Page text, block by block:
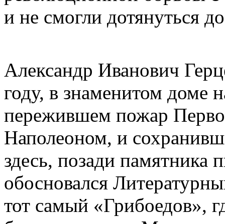
и не смогли дотянуться
Александр Иванович
году, в знаменитом доме
пережившем пожар
Наполеоном, и
здесь, позади памятника
обосновался
тот самый «Грибоедов»,